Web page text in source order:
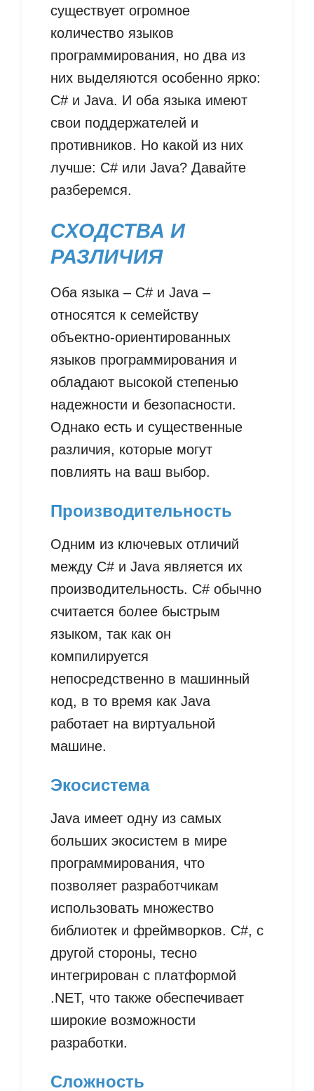
существует огромное
количество языков
программирования, но два из
них выделяются особенно ярко:
C# и Java. И оба языка имеют
свои поддержателей и
противников. Но какой из них
лучше: C# или Java? Давайте
разберемся.
СХОДСТВА И
РАЗЛИЧИЯ
Оба языка – C# и Java –
относятся к семейству
объектно-ориентированных
языков программирования и
обладают высокой степенью
надежности и безопасности.
Однако есть и существенные
различия, которые могут
повлиять на ваш выбор.
Производительность
Одним из ключевых отличий
между C# и Java является их
производительность. C# обычно
считается более быстрым
языком, так как он
компилируется
непосредственно в машинный
код, в то время как Java
работает на виртуальной
машине.
Экосистема
Java имеет одну из самых
больших экосистем в мире
программирования, что
позволяет разработчикам
использовать множество
библиотек и фреймворков. C#, с
другой стороны, тесно
интегрирован с платформой
.NET, что также обеспечивает
широкие возможности
разработки.
Сложность